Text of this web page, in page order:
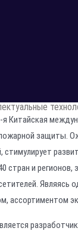
Китайская
защиты.
стран и
ассортиментом